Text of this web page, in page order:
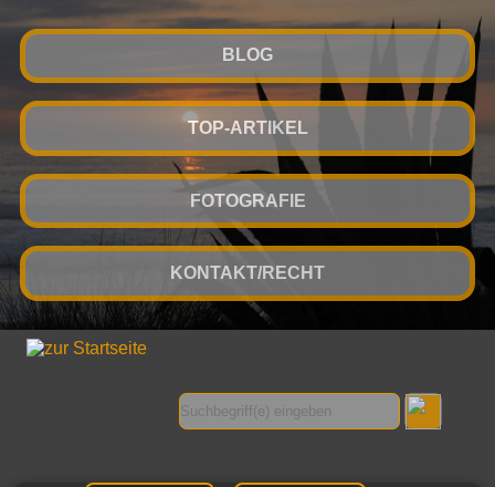
BLOG
TOP-ARTIKEL
FOTOGRAFIE
KONTAKT/RECHT